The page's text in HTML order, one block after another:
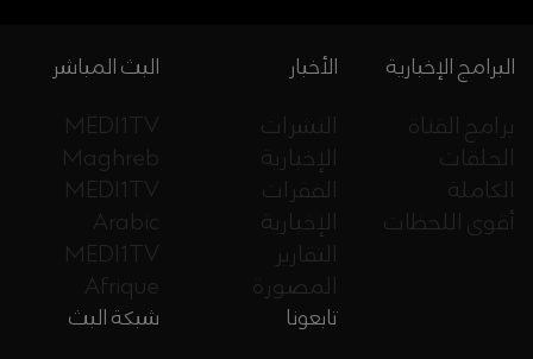
البث المباشر
MEDI1TV
Maghreb
MEDI1TV
Arabic
MEDI1TV
Afrique
الأخبار
النشرات
الإخبارية
الفقرات
الإخبارية
التقارير
المصورة
البرامج الإخبارية
برامج القناة
الحلقات
الكاملة
أقوى اللحظات
شبكة البث تابعونا